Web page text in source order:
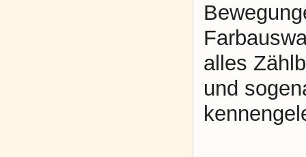
alles
und